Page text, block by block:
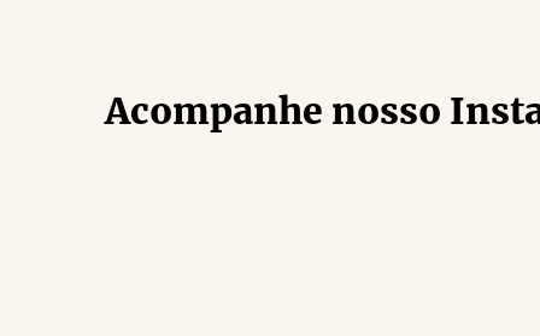
Acompanhe nosso